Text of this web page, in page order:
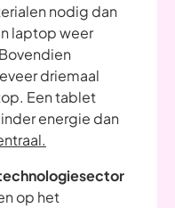
nodig dan
laptop weer
driemaal
Een tablet
energie dan
op het